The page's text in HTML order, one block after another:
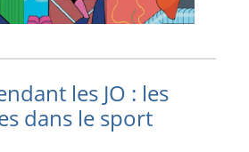
les JO : les
dans le sport